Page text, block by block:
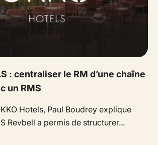
: centraliser le RM d’une chaîne
un RMS
Hotels, Paul Boudrey explique
Revbell a permis de structurer...